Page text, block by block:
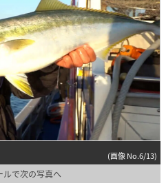
(画像 No.6/13)
ルで次の写真へ